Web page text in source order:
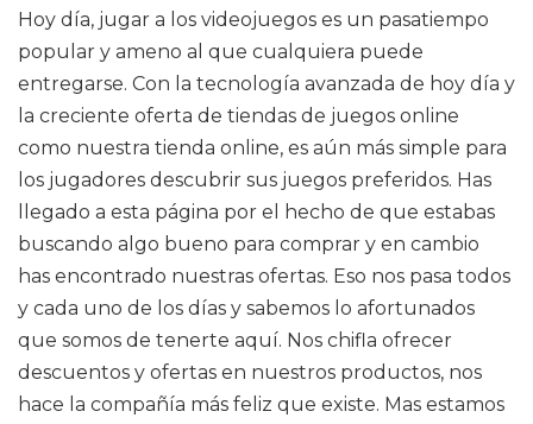
Hoy día, jugar a los videojuegos es un pasatiempo
popular y ameno al que cualquiera puede
entregarse. Con la tecnología avanzada de hoy día y
la creciente oferta de tiendas de juegos online
como nuestra tienda online, es aún más simple para
los jugadores descubrir sus juegos preferidos. Has
llegado a esta página por el hecho de que estabas
buscando algo bueno para comprar y en cambio
has encontrado nuestras ofertas. Eso nos pasa todos
y cada uno de los días y sabemos lo afortunados
que somos de tenerte aquí. Nos chifla ofrecer
descuentos y ofertas en nuestros productos, nos
hace la compañía más feliz que existe. Mas estamos